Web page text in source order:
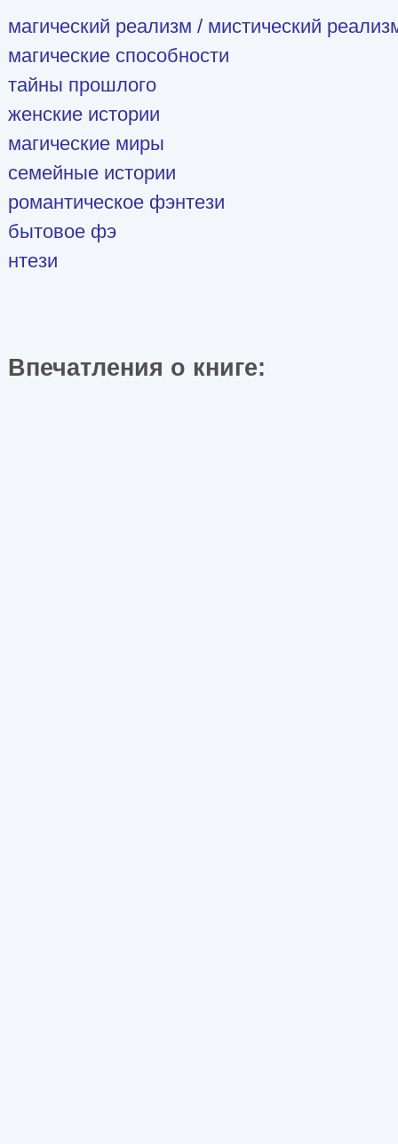
магический реализм / мистический
магические способности
тайны прошлого
женские истории
магические миры
семейные истории
романтическое фэнтези
бытовое фэ
нтези
Впечатления о книге: